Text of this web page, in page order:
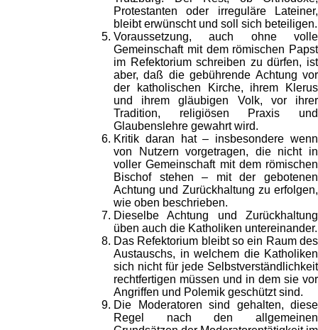
Protestanten oder irreguläre Lateiner,
bleibt erwünscht und soll sich beteiligen.
Voraussetzung, auch ohne volle
Gemeinschaft mit dem römischen Papst
im Refektorium schreiben zu dürfen, ist
aber, daß die gebührende Achtung vor
der katholischen Kirche, ihrem Klerus
und ihrem gläubigen Volk, vor ihrer
Tradition, religiösen Praxis und
Glaubenslehre gewahrt wird.
Kritik daran hat – insbesondere wenn
von Nutzern vorgetragen, die nicht in
voller Gemeinschaft mit dem römischen
Bischof stehen – mit der gebotenen
Achtung und Zurückhaltung zu erfolgen,
wie oben beschrieben.
Dieselbe Achtung und Zurückhaltung
üben auch die Katholiken untereinander.
Das Refektorium bleibt so ein Raum des
Austauschs, in welchem die Katholiken
sich nicht für jede Selbstverständlichkeit
rechtfertigen müssen und in dem sie vor
Angriffen und Polemik geschützt sind.
Die Moderatoren sind gehalten, diese
Regel nach den allgemeinen